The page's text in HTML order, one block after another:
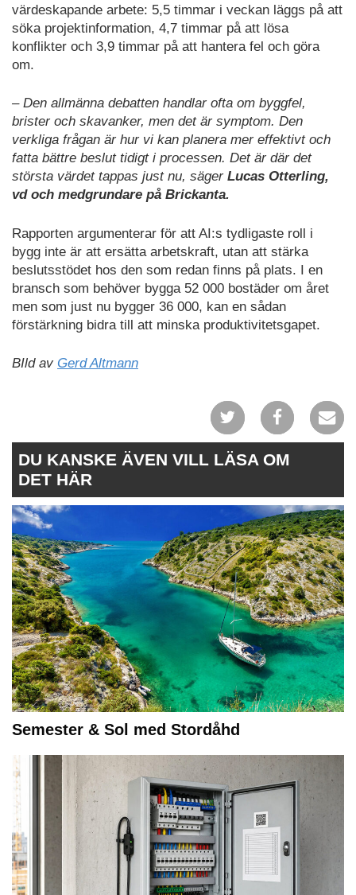
värdeskapande arbete: 5,5 timmar i veckan läggs på att
söka projektinformation, 4,7 timmar på att lösa
konflikter och 3,9 timmar på att hantera fel och göra
om.
– Den allmänna debatten handlar ofta om byggfel,
brister och skavanker, men det är symptom. Den
verkliga frågan är hur vi kan planera mer effektivt och
fatta bättre beslut tidigt i processen. Det är där det
största värdet tappas just nu, säger Lucas Otterling,
vd och medgrundare på Brickanta.
Rapporten argumenterar för att AI:s tydligaste roll i
bygg inte är att ersätta arbetskraft, utan att stärka
beslutsstödet hos den som redan finns på plats. I en
bransch som behöver bygga 52 000 bostäder om året
men som just nu bygger 36 000, kan en sådan
förstärkning bidra till att minska produktivitetsgapet.
BIld av Gerd Altmann
DU KANSKE ÄVEN VILL LÄSA OM
DET HÄR
Semester & Sol med Stordåhd